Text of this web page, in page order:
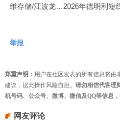
维存储/江波龙…2026年德明利短
举报
郑重声明： 用户在社区发表的所有信息将由
建议，据此操作风险自担。 请勿相信代客理
机号码、公众号、微博、微信及QQ等信息，
网友评论